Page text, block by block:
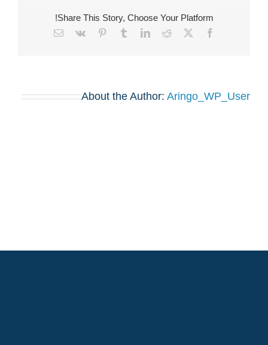
Share This Story, Choose Your Platform!
Facebook
X
Reddit
LinkedIn
Tumblr
Pinterest
Vk
Email
About the Author: Aringo_WP_User